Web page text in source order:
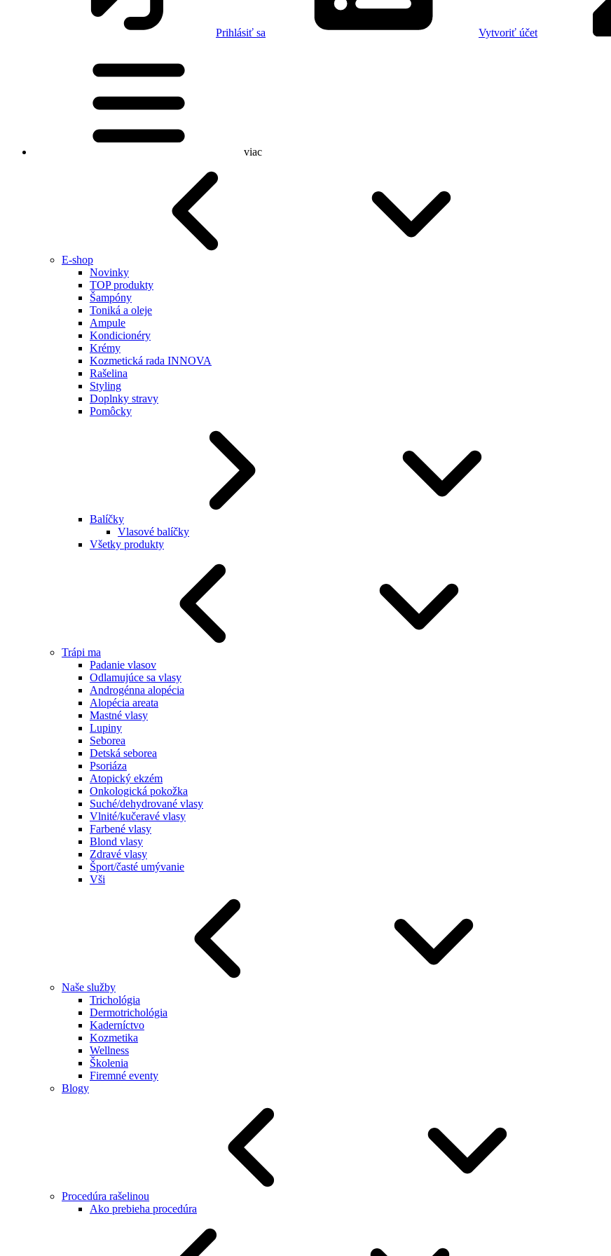
Prihlásiť sa Vytvoriť účet
viac
E-shop
Novinky
TOP produkty
Šampóny
Toniká a oleje
Ampule
Kondicionéry
Krémy
Kozmetická rada INNOVA
Rašelina
Styling
Doplnky stravy
Pomôcky
Balíčky
Vlasové balíčky
Všetky produkty
Trápi ma
Padanie vlasov
Odlamujúce sa vlasy
Androgénna alopécia
Alopécia areata
Mastné vlasy
Lupiny
Seborea
Detská seborea
Psoriáza
Atopický ekzém
Onkologická pokožka
Suché/dehydrované vlasy
Vlnité/kučeravé vlasy
Farbené vlasy
Blond vlasy
Zdravé vlasy
Šport/časté umývanie
Vši
Naše služby
Trichológia
Dermotrichológia
Kaderníctvo
Kozmetika
Wellness
Školenia
Firemné eventy
Blogy
Procedúra rašelinou
Ako prebieha procedúra